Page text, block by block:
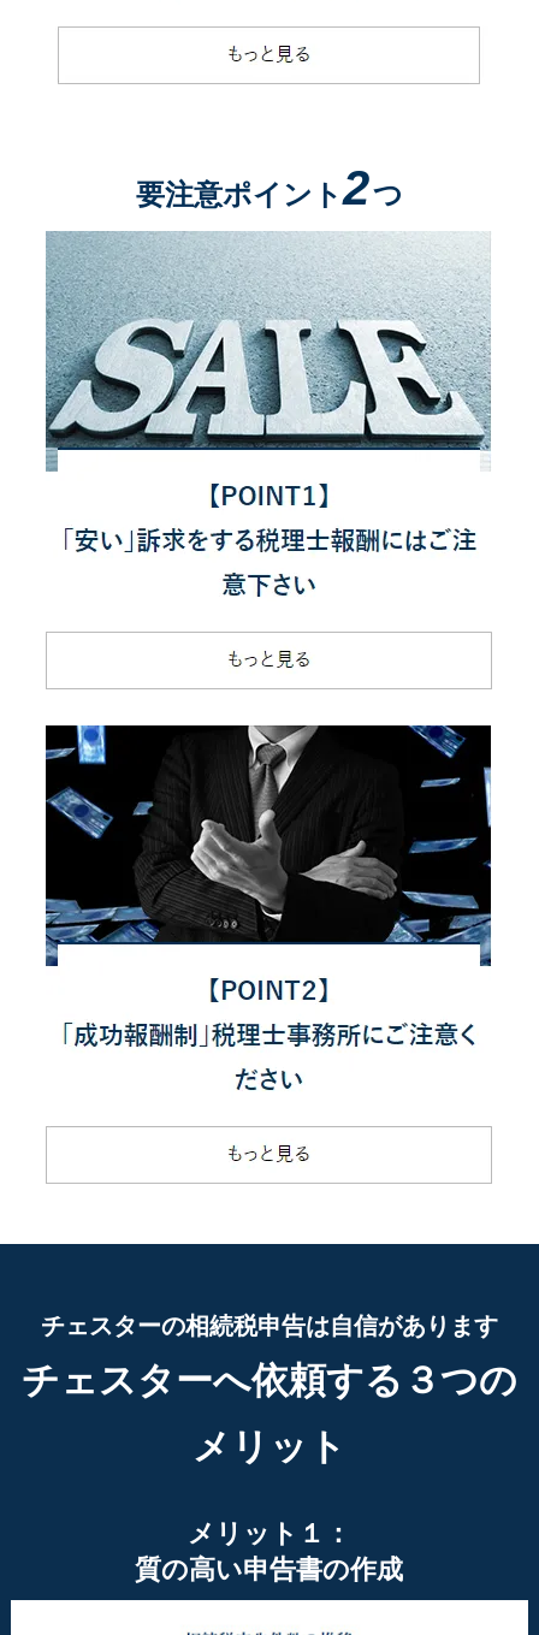
要注意ポイント2つ
チェスターの相続税申告は自信があります
チェスターへ依頼する３つの
メリット
メリット１：
質の高い申告書の作成